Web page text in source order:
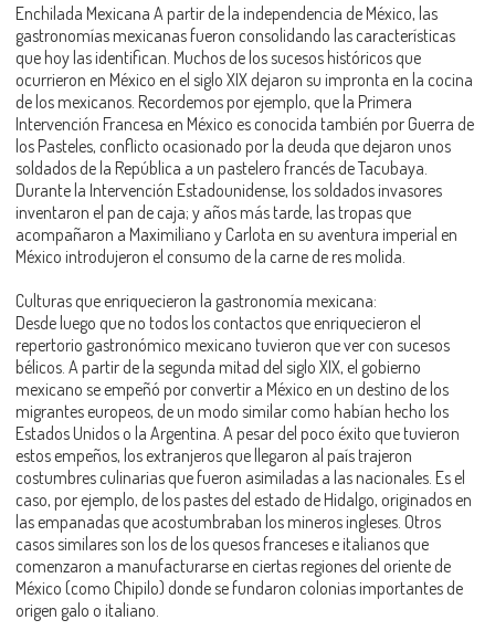
Enchilada Mexicana A partir de la independencia de México, las
gastronomías mexicanas fueron consolidando las características
que hoy las identifican. Muchos de los sucesos históricos que
ocurrieron en México en el siglo XIX dejaron su impronta en la cocina
de los mexicanos. Recordemos por ejemplo, que la Primera
Intervención Francesa en México es conocida también por Guerra de
los Pasteles, conflicto ocasionado por la deuda que dejaron unos
soldados de la República a un pastelero francés de Tacubaya.
Durante la Intervención Estadounidense, los soldados invasores
inventaron el pan de caja; y años más tarde, las tropas que
acompañaron a Maximiliano y Carlota en su aventura imperial en
México introdujeron el consumo de la carne de res molida.
Culturas que enriquecieron la gastronomía mexicana:
Desde luego que no todos los contactos que enriquecieron el
repertorio gastronómico mexicano tuvieron que ver con sucesos
bélicos. A partir de la segunda mitad del siglo XIX, el gobierno
mexicano se empeñó por convertir a México en un destino de los
migrantes europeos, de un modo similar como habían hecho los
Estados Unidos o la Argentina. A pesar del poco éxito que tuvieron
estos empeños, los extranjeros que llegaron al país trajeron
costumbres culinarias que fueron asimiladas a las nacionales. Es el
caso, por ejemplo, de los pastes del estado de Hidalgo, originados en
las empanadas que acostumbraban los mineros ingleses. Otros
casos similares son los de los quesos franceses e italianos que
comenzaron a manufacturarse en ciertas regiones del oriente de
México (como Chipilo) donde se fundaron colonias importantes de
origen galo o italiano.